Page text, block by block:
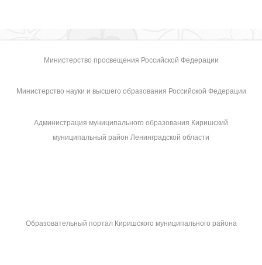
Министерство просвещения Российской Федерации
Министерство науки и высшего образования Российской Федерации
Администрация муниципального образования Киришский
муниципальный район Ленинградской области
Образовательный портал Киришского муниципального района